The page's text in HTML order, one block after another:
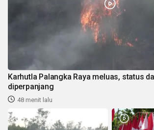
Karhutla Palangka Raya meluas, status
diperpanjang
48 menit lalu